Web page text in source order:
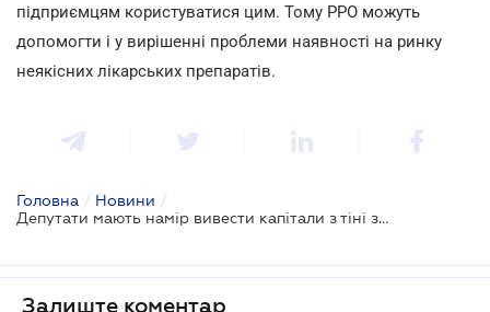
підприємцям користуватися цим. Тому РРО можуть
допомогти і у вирішенні проблеми наявності на ринку
неякісних лікарських препаратів.
Головна / Новини /
Депутати мають намір вивести капітали з тіні за допомогою нових податкових заходів
Залиште коментар